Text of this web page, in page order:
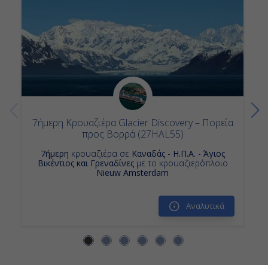
7ήμερη Κρουαζιέρα Glacier Discovery – Πορεία
προς Βορρά (27HAL55)
7ήμερη κρουαζιέρα σε Καναδάς - Η.Π.Α. - Άγιος
Βικέντιος και Γρεναδίνεςμε το κρουαζιερόπλοιο
Nieuw Amsterdam
Αναλυτικά